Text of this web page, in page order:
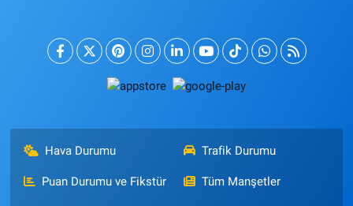
Hava Durumu Trafik Durumu
Puan Durumu ve Fikstür Tüm Manşetler